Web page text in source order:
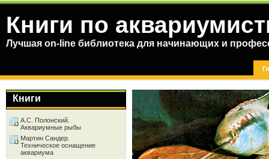
Книги по
Лучшая on-line библиотека для начинающих и
Книги
А.С. Полонский.
Аквариумные рыбы
Мартин Сандер.
Техническое оснащение
аквариума